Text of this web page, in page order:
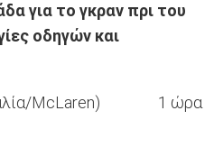
για το γκραν πρι του
οδηγών και
McLaren) 1 ώρα